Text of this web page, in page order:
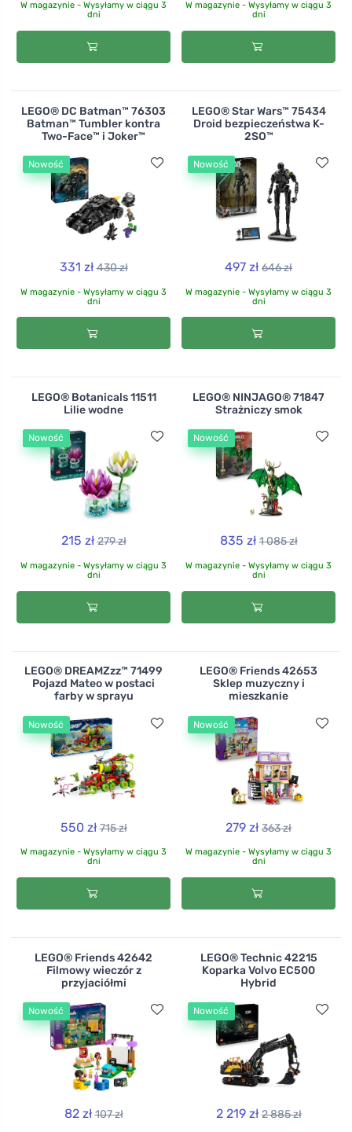
W magazynie - Wysyłamy w ciągu 3
dni
W magazynie - Wysyłamy w ciągu 3
dni
LEGO® DC Batman™ 76303
Batman™ Tumbler kontra
Two-Face™ i Joker™
Nowość
331 zł 430 zł
W magazynie - Wysyłamy w ciągu 3
dni
LEGO® Star Wars™ 75434
Droid bezpieczeństwa K-
2SO™
Nowość
497 zł 646 zł
W magazynie - Wysyłamy w ciągu 3
dni
LEGO® Botanicals 11511
Lilie wodne
Nowość
215 zł 279 zł
W magazynie - Wysyłamy w ciągu 3
dni
LEGO® NINJAGO® 71847
Strażniczy smok
Nowość
835 zł 1 085 zł
W magazynie - Wysyłamy w ciągu 3
dni
LEGO® DREAMZzz™ 71499
Pojazd Mateo w postaci
farby w sprayu
Nowość
550 zł 715 zł
W magazynie - Wysyłamy w ciągu 3
dni
LEGO® Friends 42653
Sklep muzyczny i
mieszkanie
Nowość
279 zł 363 zł
W magazynie - Wysyłamy w ciągu 3
dni
LEGO® Friends 42642
Filmowy wieczór z
przyjaciółmi
Nowość
82 zł 107 zł
LEGO® Technic 42215
Koparka Volvo EC500
Hybrid
Nowość
2 219 zł 2 885 zł